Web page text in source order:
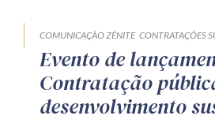
COMUNICAÇÃO ZÊNITE CONTRATAÇÕES
Evento de
Contratação
desenvolvimento